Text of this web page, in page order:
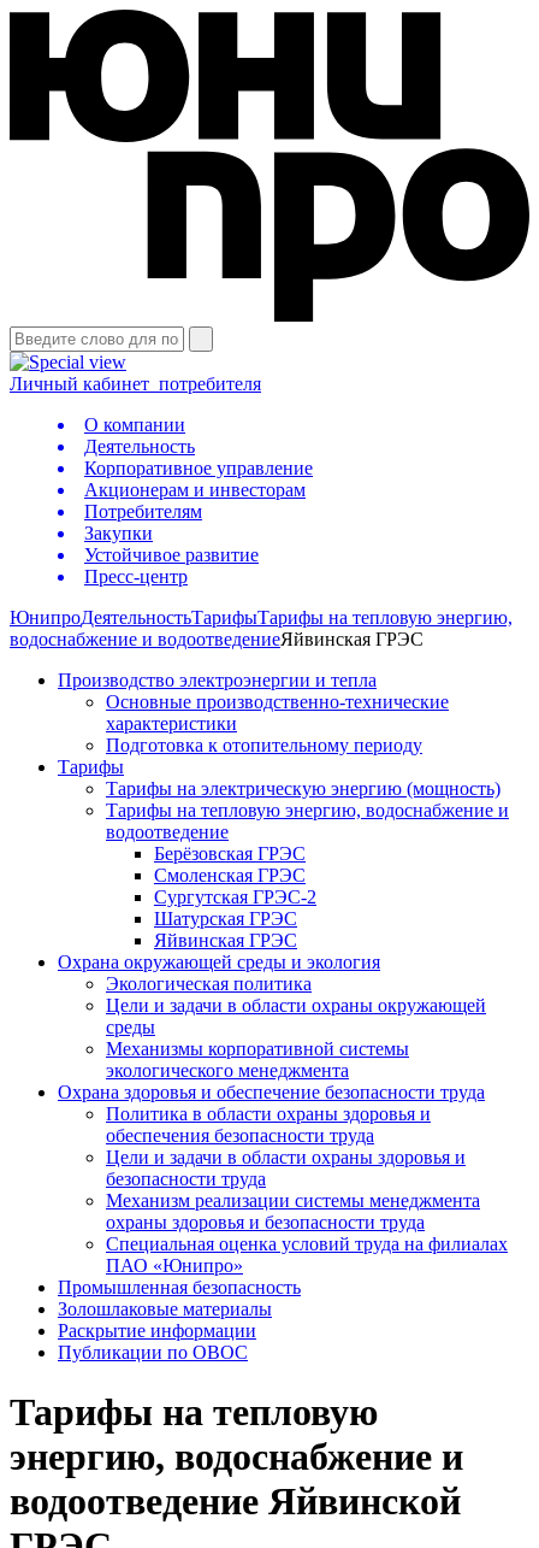
Личный кабинет потребителя
О компании
Деятельность
Корпоративное управление
Акционерам и инвесторам
Потребителям
Закупки
Устойчивое развитие
Пресс-центр
ЮнипроДеятельностьТарифыТарифы на тепловую энергию,
водоснабжение и водоотведениеЯйвинская ГРЭС
Производство электроэнергии и тепла
Основные производственно-технические
характеристики
Подготовка к отопительному периоду
Тарифы
Тарифы на электрическую энергию (мощность)
Тарифы на тепловую энергию, водоснабжение и
водоотведение
Берёзовская ГРЭС
Смоленская ГРЭС
Сургутская ГРЭС-2
Шатурская ГРЭС
Яйвинская ГРЭС
Охрана окружающей среды и экология
Экологическая политика
Цели и задачи в области охраны окружающей
среды
Механизмы корпоративной системы
экологического менеджмента
Охрана здоровья и обеспечение безопасности труда
Политика в области охраны здоровья и
обеспечения безопасности труда
Цели и задачи в области охраны здоровья и
безопасности труда
Механизм реализации системы менеджмента
охраны здоровья и безопасности труда
Специальная оценка условий труда на филиалах
ПАО «Юнипро»
Промышленная безопасность
Золошлаковые материалы
Раскрытие информации
Публикации по OBOC
Тарифы на тепловую
энергию, водоснабжение и
водоотведение Яйвинской